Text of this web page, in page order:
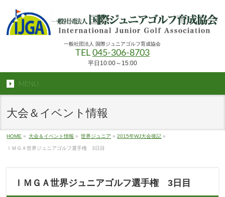
一般社団法人 国際ジュニアゴルフ育成協会
TEL 045-306-8703
平日10:00～15:00
MENU
大会＆イベント情報
HOME » 大会＆イベント情報 » 世界ジュニア »2015年WJ大会後記 »
ＩＭＧＡ世界ジュニアゴルフ選手権 3日目
ＩＭＧＡ世界ジュニアゴルフ選手権 3日目